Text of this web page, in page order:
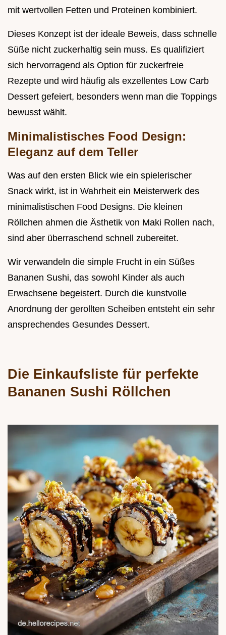
mit wertvollen Fetten und Proteinen kombiniert.
Dieses Konzept ist der ideale Beweis, dass schnelle
Süße nicht zuckerhaltig sein muss. Es qualifiziert
sich hervorragend als Option für zuckerfreie
Rezepte und wird häufig als exzellentes Low Carb
Dessert gefeiert, besonders wenn man die Toppings
bewusst wählt.
Minimalistisches Food Design:
Eleganz auf dem Teller
Was auf den ersten Blick wie ein spielerischer
Snack wirkt, ist in Wahrheit ein Meisterwerk des
minimalistischen Food Designs. Die kleinen
Röllchen ahmen die Ästhetik von Maki Rollen nach,
sind aber überraschend schnell zubereitet.
Wir verwandeln die simple Frucht in ein Süßes
Bananen Sushi, das sowohl Kinder als auch
Erwachsene begeistert. Durch die kunstvolle
Anordnung der gerollten Scheiben entsteht ein sehr
ansprechendes Gesundes Dessert.
Die Einkaufsliste für perfekte
Bananen Sushi Röllchen